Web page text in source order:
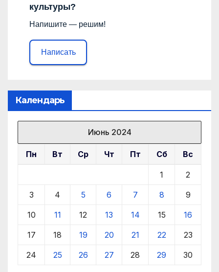
культуры?
Напишите — решим!
Написать
Календарь
Июнь 2024
Пн Вт Ср Чт Пт Сб Вс
1 2
3 4 5 6 7 8 9
10 11 12 13 14 15 16
17 18 19 20 21 22 23
24 25 26 27 28 29 30